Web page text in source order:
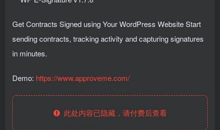
Get Contracts Signed using Your WordPress Website Start
sending contracts, tracking activity and capturing signatures
in minutes.
Demo: https://www.approveme.com/
此处内容已隐藏，请付费后查看